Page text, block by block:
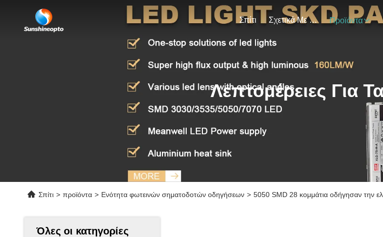
Σπίτι Σχετικά Με Εμάς Προϊόντα
Λεπτομέρειες Για
Σπίτι > προϊόντα > Ενότητα φωτεινών σηματοδοτών οδηγήσεων > 5050 SMD 28 κομμάτια οδήγησαν την
Όλες οι κατηγορίες